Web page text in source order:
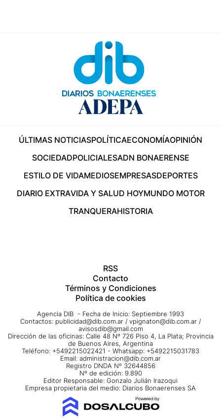
ÚLTIMAS NOTICIASPOLÍTICAECONOMÍAOPINIÓN
SOCIEDADPOLICIALESADN BONAERENSE
ESTILO DE VIDAMEDIOSEMPRESASDEPORTES
DIARIO EXTRAVIDA Y SALUD HOYMUNDO MOTOR
TRANQUERAHISTORIA
RSS
Contacto
Términos y Condiciones
Política de cookies
Agencia DIB - Fecha de Inicio: Septiembre 1993
Contactos: publicidad@dib.com.ar / vpignaton@dib.com.ar /
avisosdib@gmail.com
Dirección de las oficinas: Calle 48 Nº 726 Piso 4, La Plata; Provincia
de Buenos Aires, Argentina
Teléfono: +5492215022421 - Whatsapp: +5492215031783
Email: administracion@dib.com.ar
Registro DNDA Nº 32644856
Nº de edición: 9.890
Editor Responsable: Gonzalo Julián Irazoqui
Empresa propietaria del medio: Diarios Bonaerenses SA